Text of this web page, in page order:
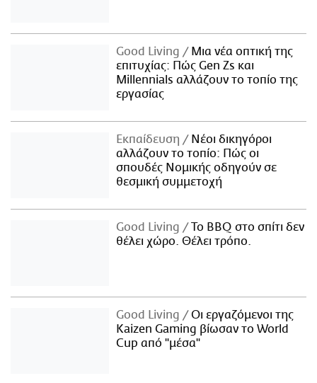
Good Living
Μια νέα οπτική της
επιτυχίας: Πώς Gen Zs και
Millennials αλλάζουν το τοπίο της
εργασίας
Εκπαίδευση
Νέοι δικηγόροι
αλλάζουν το τοπίο: Πώς οι
σπουδές Νομικής οδηγούν σε
θεσμική συμμετοχή
Good Living
Το BBQ στο σπίτι δεν
θέλει χώρο. Θέλει τρόπο.
Good Living
Οι εργαζόμενοι της
Kaizen Gaming βίωσαν το World
Cup από "μέσα"